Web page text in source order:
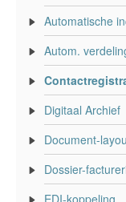
Klant worden
Automatische
Autom.
Digitaal Archief
Document-
Dossier-
EDI-koppeling